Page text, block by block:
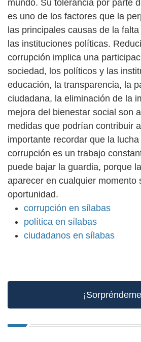
mundo. Su tolerancia por parte
es uno de los factores que la
las principales causas de la
las instituciones políticas.
corrupción implica una
sociedad, los políticos y las
educación, la transparencia, la
ciudadana, la eliminación de la
mejora del bienestar social son
medidas que podrían contribuir
importante recordar que la
corrupción es un trabajo
puede bajar la guardia, porque
aparecer en cualquier momento
oportunidad.
corrupción en sílabas
política en sílabas
ciudadanos en sílabas